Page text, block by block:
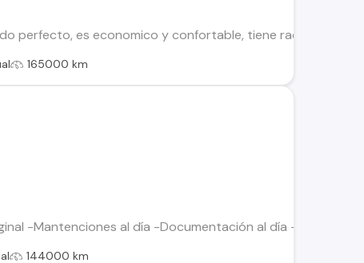
perfecto, es economico y confortable, tiene radio
165000 km
-Mantenciones al día -Documentación al día -Tiene
144000 km